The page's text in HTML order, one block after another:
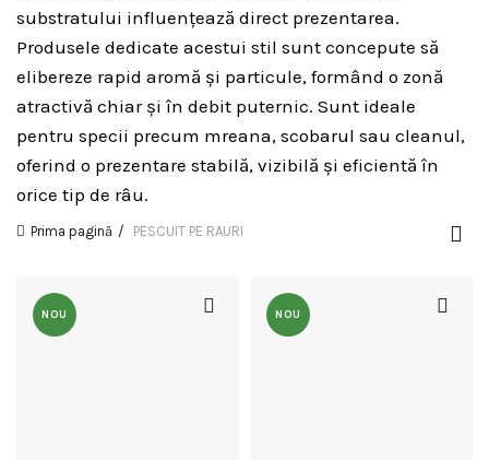
substratului influențează direct prezentarea.
Produsele dedicate acestui stil sunt concepute să
elibereze rapid aromă și particule, formând o zonă
atractivă chiar și în debit puternic. Sunt ideale
pentru specii precum mreana, scobarul sau cleanul,
oferind o prezentare stabilă, vizibilă și eficientă în
orice tip de râu.
Prima pagină PESCUIT PE RAURI
NOU NOU